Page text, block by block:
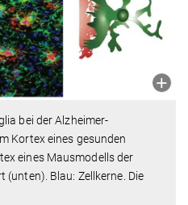
bei der Alzheimer-
Kortex eines gesunden
eines Mausmodells der
Blau: Zellkerne. Die